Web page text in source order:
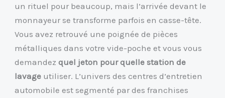
un rituel pour beaucoup, mais l’arrivée devant le
monnayeur se transforme parfois en casse-tête.
Vous avez retrouvé une poignée de pièces
métalliques dans votre vide-poche et vous vous
demandezquel jeton pour quelle station de
lavage utiliser. L’univers des centres d’entretien
automobile est segmenté par des franchises